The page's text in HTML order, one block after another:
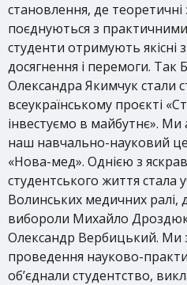
становлення, де
поєднуються з
студенти отримують якісні
досягнення і перемоги. Так
Олександра Якимчук стали
всеукраїнському проєкті
інвестуємо в майбутнє».
наш навчально-науковий
«Нова-мед». Однією з
студентського життя стала
Волинських медичних ралі,
вибороли Михайло
Олександр Вербицький. Ми
проведення науково-
об’єднали студентство,